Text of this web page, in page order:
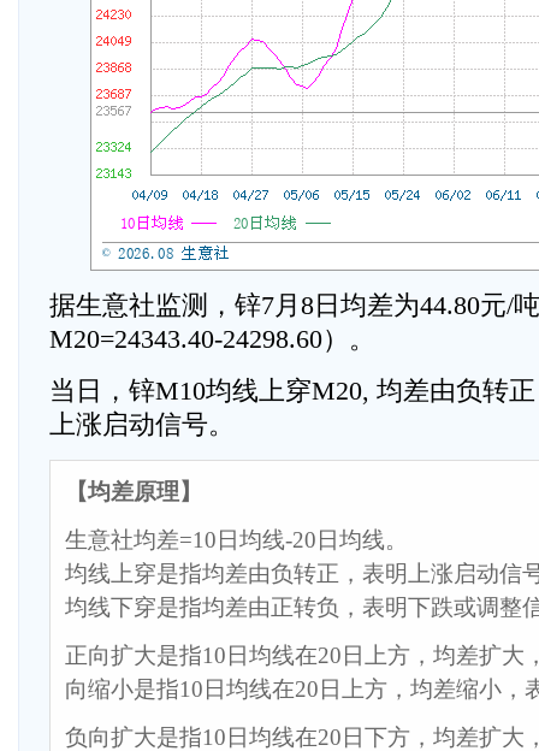
据生意社监测，锌7月8日均差为44.80元/
M20=24343.40-24298.60）。
当日，锌M10均线上穿M20, 均差由负转
上涨启动信号。
【均差原理】
生意社均差=10日均线-20日均线。
均线上穿是指均差由负转正，表明上涨启动信
均线下穿是指均差由正转负，表明下跌或调整
正向扩大是指10日均线在20日上方，均差扩大
向缩小是指10日均线在20日上方，均差缩小，
负向扩大是指10日均线在20日下方，均差扩大